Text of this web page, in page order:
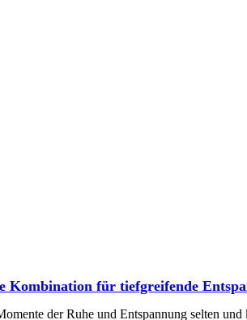
Kombination für tiefgreifende
der Ruhe und Entspannung selten